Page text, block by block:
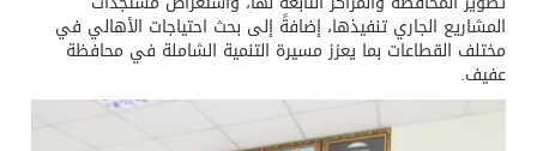
المشاريع الجاري تنفيذها، إضافةً إلى بحث احتياجات الأهالي في
مختلف القطاعات بما يعزز مسيرة التنمية الشاملة في محافظة
عفيف.